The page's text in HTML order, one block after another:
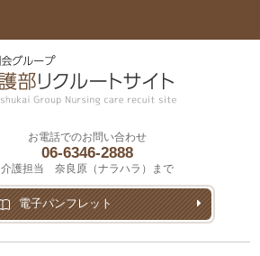
お電話でのお問い合わせ
06-6346-2888
介護担当 奈良原（ナラハラ）まで
電子パンフレット